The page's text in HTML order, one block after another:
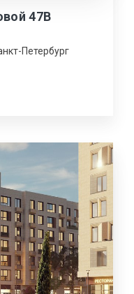
47В
Петербург